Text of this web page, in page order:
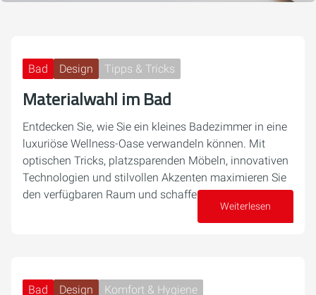
Bad Design Tipps & Tricks
Materialwahl im Bad
Entdecken Sie, wie Sie ein kleines Badezimmer in eine
luxuriöse Wellness-Oase verwandeln können. Mit
optischen Tricks, platzsparenden Möbeln, innovativen
Technologien und stilvollen Akzenten maximieren Sie
den verfügbaren Raum und schaffen eine…
Weiterlesen
Bad Design Komfort & Hygiene